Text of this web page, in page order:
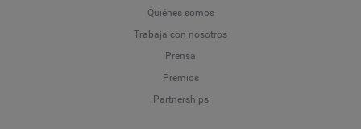
Quiénes somos
Trabaja con nosotros
Prensa
Premios
Partnerships